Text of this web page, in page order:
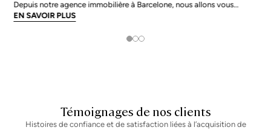
Depuis notre agence immobilière à Barcelone, nous allons vous
donner quelques conseils pour que vous puissiez évaluer quelle est
toutes les caractéristiques qui nous
EN SAVOIR PLUS
Témoignages de nos clients
Histoires de confiance et de satisfaction liées à l’acquisition de